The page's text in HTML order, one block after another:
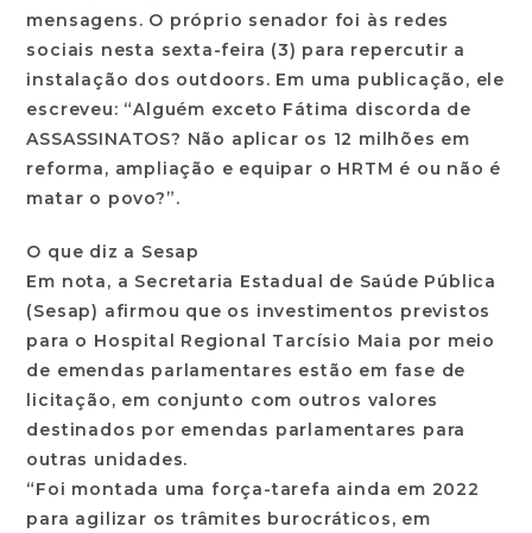
mensagens. O próprio senador foi às redes
sociais nesta sexta-feira (3) para repercutir a
instalação dos outdoors. Em uma publicação, ele
escreveu: “Alguém exceto Fátima discorda de
ASSASSINATOS? Não aplicar os 12 milhões em
reforma, ampliação e equipar o HRTM é ou não é
matar o povo?”.
O que diz a Sesap
Em nota, a Secretaria Estadual de Saúde Pública
(Sesap) afirmou que os investimentos previstos
para o Hospital Regional Tarcísio Maia por meio
de emendas parlamentares estão em fase de
licitação, em conjunto com outros valores
destinados por emendas parlamentares para
outras unidades.
“Foi montada uma força-tarefa ainda em 2022
para agilizar os trâmites burocráticos, em